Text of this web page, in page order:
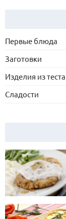
Первые блюда
Заготовки
Изделия из теста
Сладости